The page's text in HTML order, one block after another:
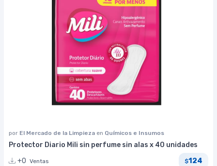
por El Mercado de la Limpieza en Químicos e Insumos
Protector Diario Mili sin perfume sin alas x 40 unidades
+0 Ventas $124